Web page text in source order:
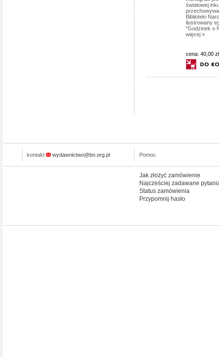
światowej
Biblioteki
ilustrowany
"Godzinek o
więcej »
cena: 40,00 zł
kontakt wydawnictwo@bn.org.pl Pomoc
Jak złożyć zamówienie
Najcześciej zadawane
Status zamówienia
Przypomnij hasło